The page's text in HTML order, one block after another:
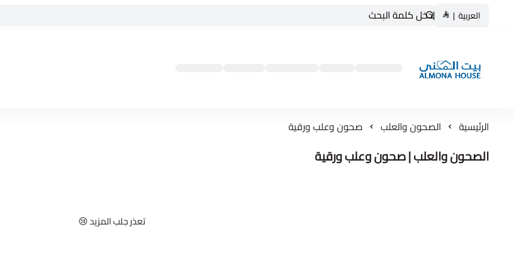
العربية |
بيت المنى ALMONA HOUSE
الرئيسية الصحون والعلب صحون وعلب ورقية
الصحون والعلب | صحون وعلب ورقية
تعذر جلب المزيد 😢